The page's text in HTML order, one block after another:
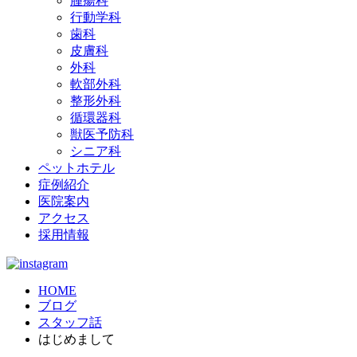
行動学科
歯科
皮膚科
外科
軟部外科
整形外科
循環器科
獣医予防科
シニア科
ペットホテル
症例紹介
医院案内
アクセス
採用情報
HOME
ブログ
スタッフ話
はじめまして